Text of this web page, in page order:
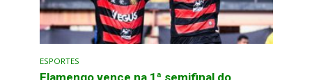
ESPORTES
Flamengo vence na 1ª semifinal do